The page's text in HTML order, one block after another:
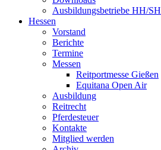
Ausbildungsbetriebe HH/SH
Hessen
Vorstand
Berichte
Termine
Messen
Reitportmesse Gießen
Equitana Open Air
Ausbildung
Reitrecht
Pferdesteuer
Kontakte
Mitglied werden